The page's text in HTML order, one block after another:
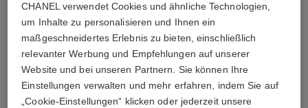
Hochpräzisions-Quarzuhrwerk
Stunden, Minuten
Datum
Wasserdichtigkeit
CHANEL verwendet Cookies und ähnliche Technologien,
um Inhalte zu personalisieren und Ihnen ein
maßgeschneidertes Erlebnis zu bieten, einschließlich
relevanter Werbung und Empfehlungen auf unserer
Website und bei unseren Partnern. Sie können Ihre
Einstellungen verwalten und mehr erfahren, indem Sie auf
„Cookie-Einstellungen“ klicken oder jederzeit unsere